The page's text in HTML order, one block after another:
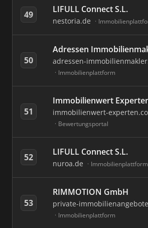
49 LIFULL Connect S.L.
nestoria.de
50
Adressen
adressen-
Immobilienplattform
51
Immobilienwert
immobilienwert-
Bewertungsportal
52 LIFULL Connect S.L.
nuroa.de Immobilienplattform
53
RIMMOTION GmbH
private-
Immobilienplattform